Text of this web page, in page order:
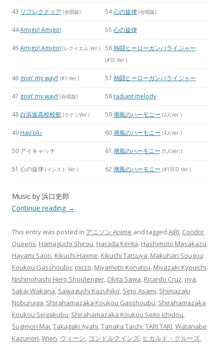
43 リフレクティア (合唱版) 54心の旋律 (合唱版)
44Amigo! Amigo! 55 心の旋律
45 Amigo! Amigo! (レクイエム Ver.) 56熱闘ヒーローガンバライジャー
(#10 Ver.)
46 goin’ my way!! (#1 Ver.) 57 熱闘ヒーローガンバライジャー
47 goin’ my way!! (合唱版) 58 radiant melody
48 白浜坂高校校歌 (ラテンVer.) 59潮風のハーモニー (2人Ver.)
49 Hau’oli♪ 60潮風のハーモニー (4人Ver.)
50 アイキャッチ 61 潮風のハーモニー (5人Ver.)
51 心の旋律 (インスト Ver.) 62潮風のハーモニー (#13ED Ver.)
Music by 浜口史郎
Continue reading →
This entry was posted in アニソン Anime and tagged AiRI, Condor
Queens, Hamaguchi Shirou, Harada Kenta, Hashimoto Masakazu,
Hayami Saori, Kikuchi Hajime, Kikuchi Tatsuya, Makuhari Sougou
Koukou Gasshoubu, micco, Miyamoto Konatsu, Miyazaki Kyouichi,
Nishinohashi Hero Shoutenger, Okita Sawa, Ricardo Cruz, riya,
Sakai Wakana, Sawaguchi Kazuhiko, Seto Asami, Shimazaki
Nobunaga, Shirahamazaka Koukou Gasshoubu, Shirahamazaka
Koukou Seigakubu, Shirahamazaka Koukou Seito Ichidou,
Sugimori Mai,Takagaki Ayahi,Tanaka Taichi,TARI TARI,Watanabe
Kazunori,Wien, ウィーン, コンドルクインズ, ヒカルド・クルーズ,